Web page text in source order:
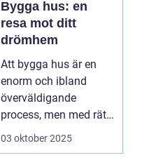
Bygga hus: en
resa mot ditt
drömhem
Att bygga hus är en
enorm och ibland
överväldigande
process, men med rätt
kunska...
03 oktober 2025